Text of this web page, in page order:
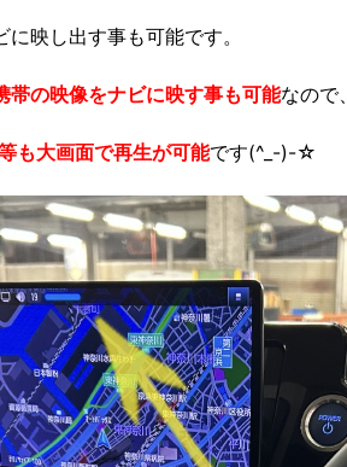
映し出す事も可能です。
帯の映像をナビに映す事も可能なので、
も大画面で再生が可能です(^_-)-☆